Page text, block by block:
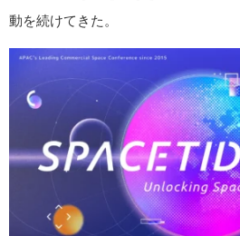
動を続けてきた。